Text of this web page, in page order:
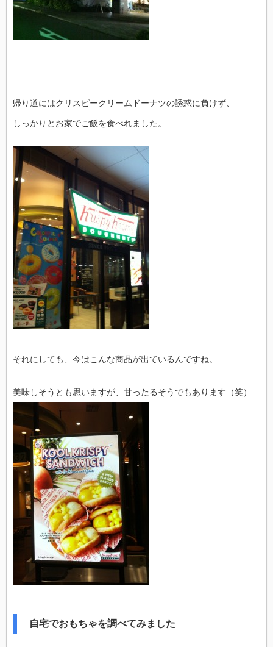
帰り道にはクリスピークリームドーナツの誘惑に負けず、
しっかりとお家でご飯を食べれました。
それにしても、今はこんな商品が出ているんですね。
美味しそうとも思いますが、甘ったるそうでもあります（笑）
自宅でおもちゃを調べてみました